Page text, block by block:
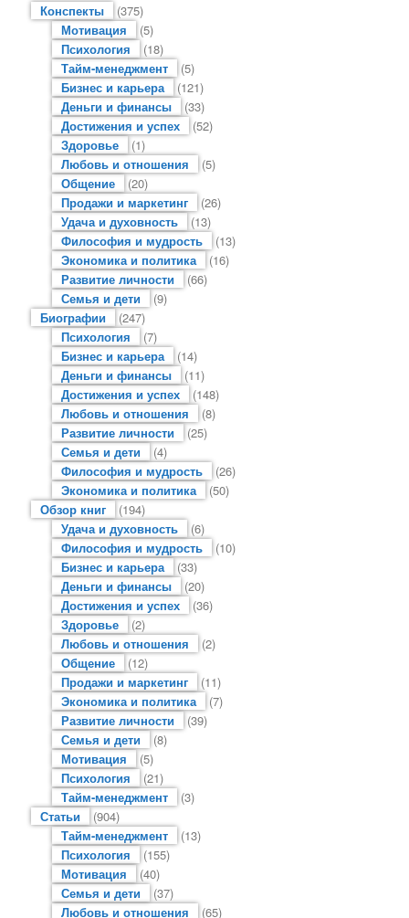
Конспекты
(375)
Мотивация
(5)
Психология
(18)
Тайм-менеджмент
(5)
Бизнес и карьера
(121)
Деньги и финансы
(33)
Достижения и успех
(52)
Здоровье
(1)
Любовь и отношения
(5)
Общение
(20)
Продажи и маркетинг
(26)
Удача и духовность
(13)
Философия и мудрость
(13)
Экономика и политика
(16)
Развитие личности
(66)
Семья и дети
(9)
Биографии
(247)
Психология
(7)
Бизнес и карьера
(14)
Деньги и финансы
(11)
Достижения и успех
(148)
Любовь и отношения
(8)
Развитие личности
(25)
Семья и дети
(4)
Философия и мудрость
(26)
Экономика и политика
(50)
Обзор книг
(194)
Удача и духовность
(6)
Философия и мудрость
(10)
Бизнес и карьера
(33)
Деньги и финансы
(20)
Достижения и успех
(36)
Здоровье
(2)
Любовь и отношения
(2)
Общение
(12)
Продажи и маркетинг
(11)
Экономика и политика
(7)
Развитие личности
(39)
Семья и дети
(8)
Мотивация
(5)
Психология
(21)
Тайм-менеджмент
(3)
Статьи
(904)
Тайм-менеджмент
(13)
Психология
(155)
Мотивация
(40)
Семья и дети
(37)
Любовь и отношения
(65)